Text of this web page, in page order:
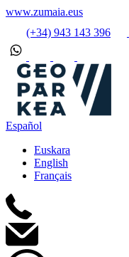
www.zumaia.eus
(+34) 943 143 396
Español
Euskara
English
Français